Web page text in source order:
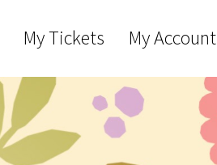
My Tickets My Account